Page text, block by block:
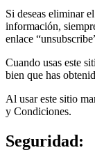
Si deseas eliminar
información,
enlace
Cuando usas este
bien que has
Al usar este sitio
y Condiciones.
Seguridad: